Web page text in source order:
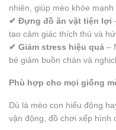
nhiên, giúp mèo khỏe
✔ Đựng đồ ăn vặt tiện lợi
tạo cảm giác thích thú và
✔ Giảm stress hiệu quả –
bé giảm buồn chán và
Phù hợp cho mọi giống
Dù là mèo con hiếu động
vận động, đồ chơi xếp hình